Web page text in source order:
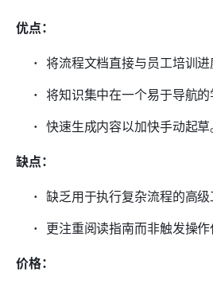
优点：
将流程文档直接与员工培训进
将知识集中在一个易于导航的
快速生成内容以加快手动起草
缺点：
缺乏用于执行复杂流程的高级
更注重阅读指南而非触发操作
价格：